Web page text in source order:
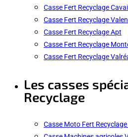
Casse Fert Recyclage
Casse Fert Recyclage
Casse Fert Recyclage Apt
Casse Fert Recyclage
Casse Fert Recyclage
Les casses
Recyclage
Casse Moto Fert